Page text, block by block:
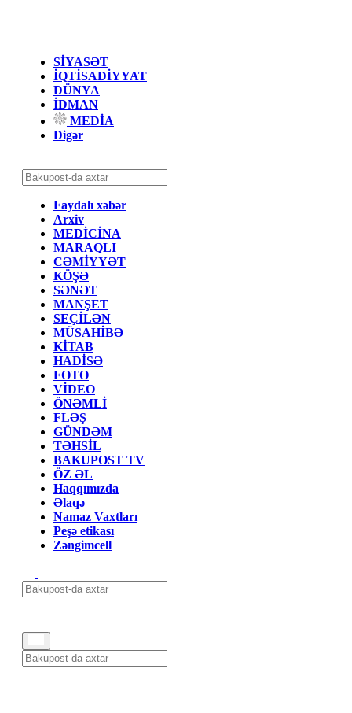
SİYASƏT
İQTİSADİYYAT
DÜNYA
İDMAN
MEDİA
Digər
Faydalı xəbər
Arxiv
MEDİCİNA
MARAQLI
CƏMİYYƏT
KÖŞƏ
SƏNƏT
MANŞET
SEÇİLƏN
MÜSAHİBƏ
KİTAB
HADİSƏ
FOTO
VİDEO
ÖNƏMLİ
FLƏŞ
GÜNDƏM
TƏHSİL
BAKUPOST TV
ÖZ ƏL
Haqqımızda
Əlaqə
Namaz Vaxtları
Peşə etikası
Zəngimcell